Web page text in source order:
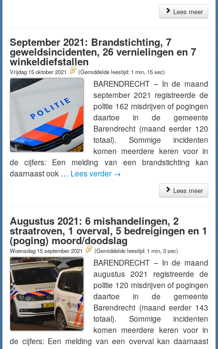
Lees meer
September 2021: Brandstichting, 7
geweldsincidenten, 26 vernielingen en 7
winkeldiefstallen
Vrijdag 15 oktober 2021 (Gemiddelde leestijd: 1 min, 15 sec)
BARENDRECHT – In de maand
september 2021 registreerde de
politie 162 misdrijven of pogingen
daartoe in de gemeente
Barendrecht (maand eerder 120
totaal). Sommige incidenten
komen meerdere keren voor in
de cijfers: Een melding van een brandstichting kan
daarnaast ook … Lees verder →
Lees meer
Augustus 2021: 6 mishandelingen, 2
straatroven, 1 overval, 5 bedreigingen en 1
(poging) moord/doodslag
Woensdag 15 september 2021 (Gemiddelde leestijd: 1 min, 3 sec)
BARENDRECHT – In de maand
augustus 2021 registreerde de
politie 120 misdrijven of pogingen
daartoe in de gemeente
Barendrecht (maand eerder 143
totaal). Sommige incidenten
komen meerdere keren voor in
de cijfers: Een melding van een overval kan daarnaast